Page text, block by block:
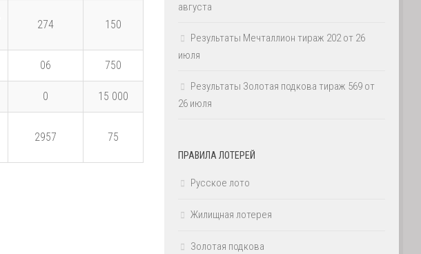
274 150
06 750
0 15 000
2957 75
августа
Результаты Мечталлион тираж 202 от 26
июля
Результаты Золотая подкова тираж 569 от
26 июля
ПРАВИЛА ЛОТЕРЕЙ
Русское лото
Жилищная лотерея
Золотая подкова